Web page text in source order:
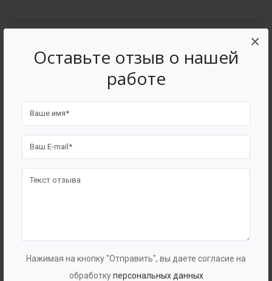
Оставьте отзыв о нашей
работе
Нажимая на кнопку "Отправить", вы даете согласие на
обработкуперсональных данных
×
давления «ГУДДИ VMPH+HP»